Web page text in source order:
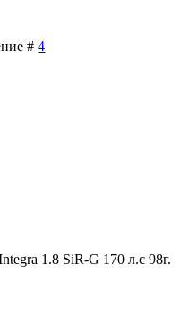
#4
1.8 SiR-G 170 л.с 98г.